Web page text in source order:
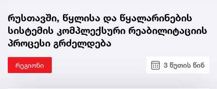
რუსთავში, წყლისა და წყალარინების
სისტემის კომპლექსური რეაბილიტაციის
პროცესი გრძელდება
რეგიონი 3 წუთის წინ